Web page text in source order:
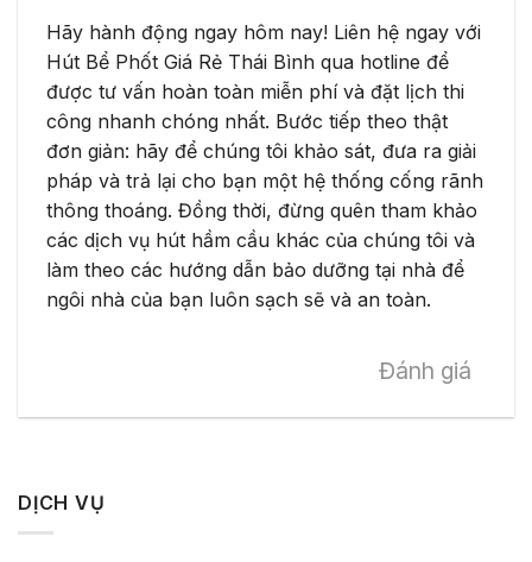
Hãy hành động ngay hôm nay! Liên hệ ngay với
Hút Bể Phốt Giá Rẻ Thái Bình qua hotline để
được tư vấn hoàn toàn miễn phí và đặt lịch thi
công nhanh chóng nhất. Bước tiếp theo thật
đơn giản: hãy để chúng tôi khảo sát, đưa ra giải
pháp và trả lại cho bạn một hệ thống cống rãnh
thông thoáng. Đồng thời, đừng quên tham khảo
các dịch vụ hút hầm cầu khác của chúng tôi và
làm theo các hướng dẫn bảo dưỡng tại nhà để
ngôi nhà của bạn luôn sạch sẽ và an toàn.
Đánh giá
DỊCH VỤ